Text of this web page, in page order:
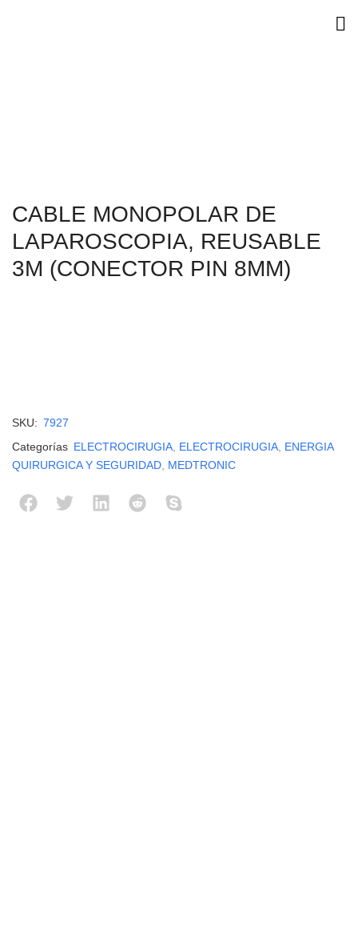
CABLE MONOPOLAR DE
LAPAROSCOPIA, REUSABLE
3M (CONECTOR PIN 8MM)
SKU: 7927
Categorías ELECTROCIRUGIA, ELECTROCIRUGIA, ENERGIA
QUIRURGICA Y SEGURIDAD, MEDTRONIC